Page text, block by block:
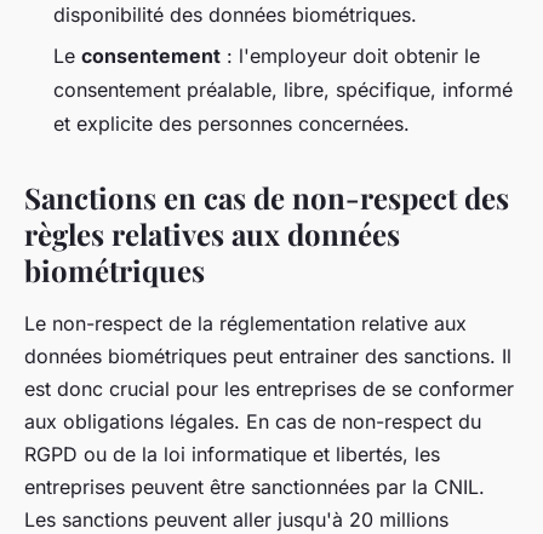
disponibilité des données biométriques.
Le consentement : l'employeur doit obtenir le
consentement préalable, libre, spécifique, informé
et explicite des personnes concernées.
Sanctions en cas de non-respect des
règles relatives aux données
biométriques
Le non-respect de la réglementation relative aux
données biométriques peut entrainer des sanctions. Il
est donc crucial pour les entreprises de se conformer
aux obligations légales. En cas de non-respect du
RGPD ou de la loi informatique et libertés, les
entreprises peuvent être sanctionnées par la CNIL.
Les sanctions peuvent aller jusqu'à 20 millions